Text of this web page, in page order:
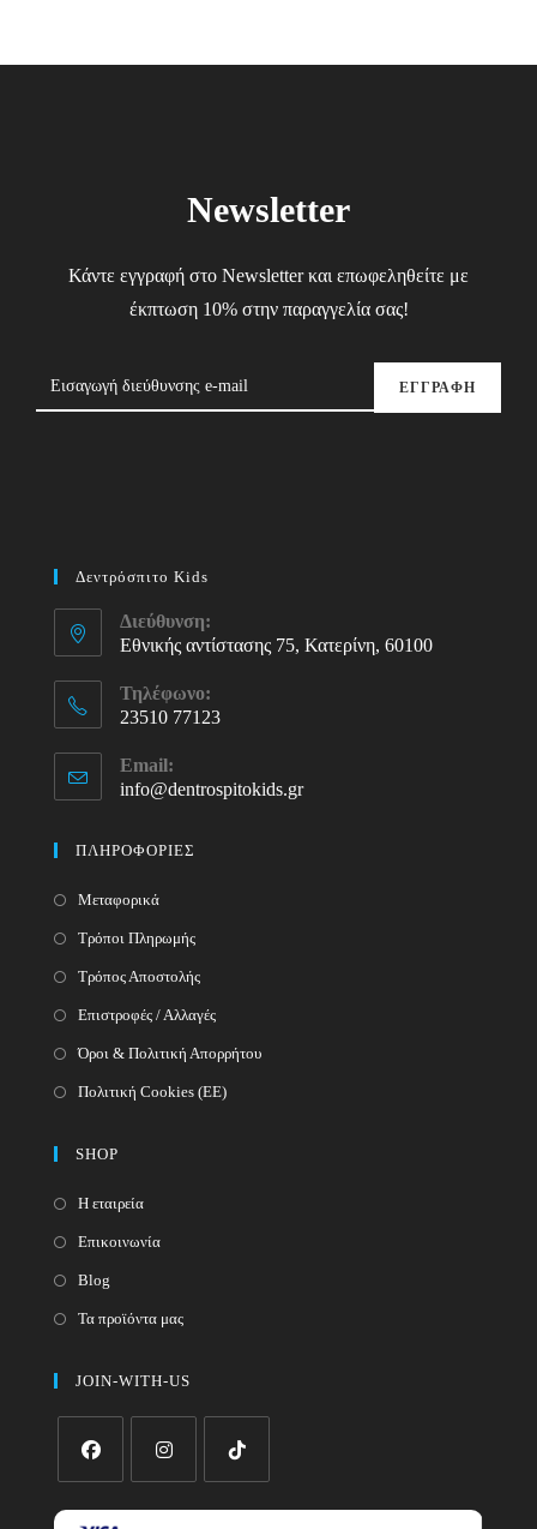
Newsletter
Κάντε εγγραφή στο Newsletter και επωφεληθείτε με
έκπτωση 10% στην παραγγελία σας!
ΕΓΓΡΑΦΗ
Δεντρόσπιτο Kids
Διεύθυνση:
Εθνικής αντίστασης 75, Κατερίνη, 60100
Τηλέφωνο:
23510 77123
in
your
Email:
info@dentrospitokids.grOpens
ΠΛΗΡΟΦΟΡΙΕΣ
Μεταφορικά
Τρόποι Πληρωμής
Τρόπος Αποστολής
Επιστροφές / Αλλαγές
Όροι & Πολιτική Απορρήτου
Πολιτική Cookies (ΕΕ)
SHOP
Η εταιρεία
Επικοινωνία
Blog
Τα προϊόντα μας
JOIN-WITH-US